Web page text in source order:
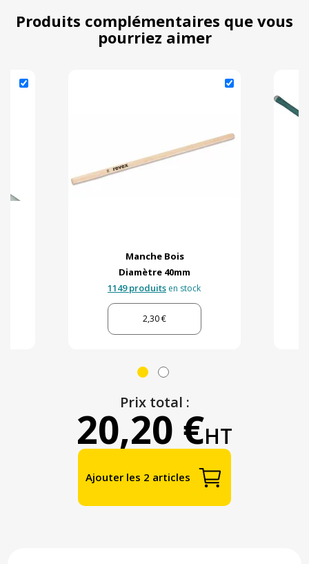
Produits complémentaires que vous
pourriez aimer
Manche Bois
Diamètre 40mm
1149 produits en stock
2,30 €
Prix total :
20,20 €HT
Ajouter les 2 articles